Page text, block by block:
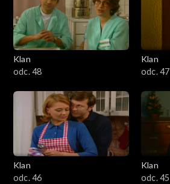
Klan
odc. 48
Klan
odc. 47
Klan
odc. 46
Klan
odc. 45